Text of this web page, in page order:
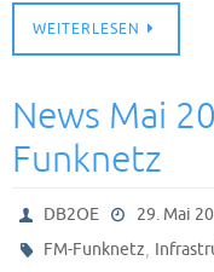
WEITERLESEN
News Mai
Funknetz
DB2OE 29. Mai
FM-Funknetz,